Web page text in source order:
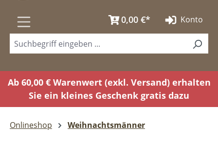
0,00 €* Konto
Ab 60,00 € Warenwert (exkl. Versand) erhalten
Sie ein kleines Geschenk gratis dazu
Onlineshop Weihnachtsmänner